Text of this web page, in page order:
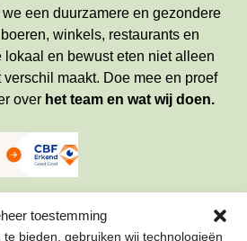
toestemming
bieden, gebruiken wij technologieën
een duurzamere en gezondere
winkels, restaurants en
lokaal en bewust eten niet alleen
verschil maakt. Doe mee en proef
over het team en wat wij doen.